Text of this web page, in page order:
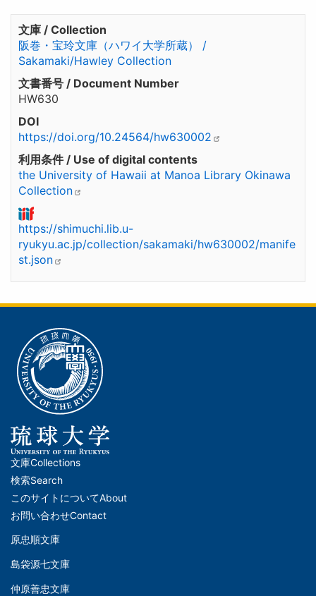
文庫 / Collection
阪巻・宝玲文庫（ハワイ大学所蔵） /
Sakamaki/Hawley Collection
文書番号 / Document Number
HW630
DOI
https://doi.org/10.24564/hw630002
利用条件 / Use of digital contents
the University of Hawaii at Manoa Library Okinawa
Collection
https://shimuchi.lib.u-
ryukyu.ac.jp/collection/sakamaki/hw630002/manife
st.json
メ
イ
ン
ナ
ビ
文庫Collections
検索Search
このサイトについてAbout
お問い合わせContact
文
原忠順文庫
島袋源七文庫
仲原善忠文庫